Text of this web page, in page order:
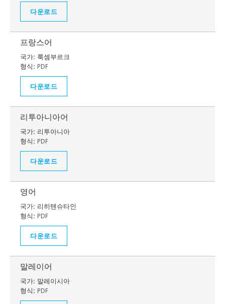
다운로드
프랑스어
국가: 룩셈부르크
형식: PDF
다운로드
리투아니아어
국가: 리투아니아
형식: PDF
다운로드
영어
국가: 리히텐슈타인
형식: PDF
다운로드
말레이어
국가: 말레이시아
형식: PDF